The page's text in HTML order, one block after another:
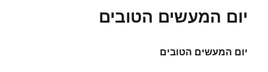
יום המעשים הטובים
יום המעשים הטובים